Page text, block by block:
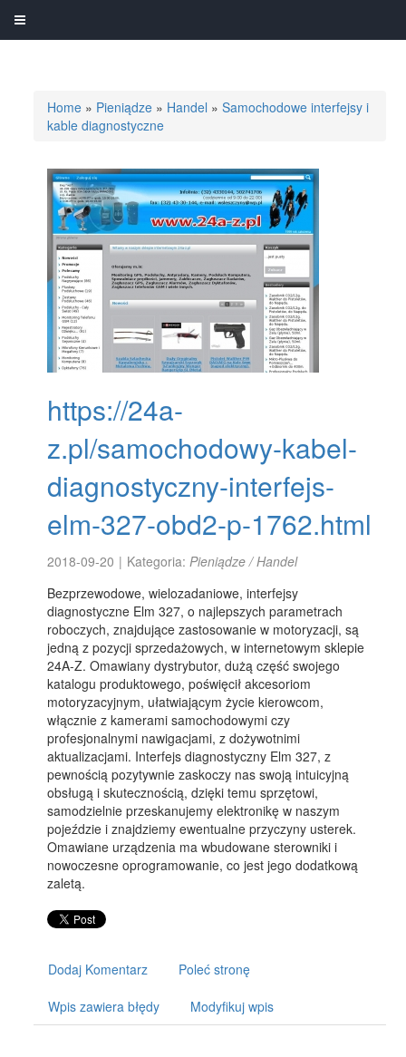
Home » Pieniądze » Handel »Samochodowe interfejsy i
kable diagnostyczne
https://24a-
z.pl/samochodowy-kabel-
diagnostyczny-interfejs-
elm-327-obd2-p-1762.html
2018-09-20 | Kategoria:Pieniądze / Handel
Bezprzewodowe, wielozadaniowe, interfejsy
diagnostyczne Elm 327, o najlepszych parametrach
roboczych, znajdujące zastosowanie w motoryzacji, są
jedną z pozycji sprzedażowych, w internetowym sklepie
24A-Z. Omawiany dystrybutor, dużą część swojego
katalogu produktowego, poświęcił akcesoriom
motoryzacyjnym, ułatwiającym życie kierowcom,
włącznie z kamerami samochodowymi czy
profesjonalnymi nawigacjami, z dożywotnimi
aktualizacjami. Interfejs diagnostyczny Elm 327, z
pewnością pozytywnie zaskoczy nas swoją intuicyjną
obsługą i skutecznością, dzięki temu sprzętowi,
samodzielnie przeskanujemy elektronikę w naszym
pojeździe i znajdziemy ewentualne przyczyny usterek.
Omawiane urządzenia ma wbudowane sterowniki i
nowoczesne oprogramowanie, co jest jego dodatkową
zaletą.
Dodaj Komentarz Poleć stronę
Wpis zawiera błędy Modyfikuj wpis